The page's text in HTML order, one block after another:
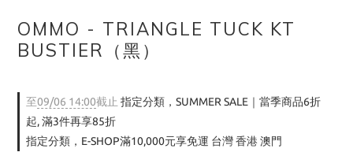
OMMO - TRIANGLE TUCK KT
BUSTIER（黑）
至09/06 14:00截止 指定分類，SUMMER SALE｜當季商品6折
起, 滿3件再享85折
指定分類，E-SHOP滿10,000元享免運 台灣 香港 澳門